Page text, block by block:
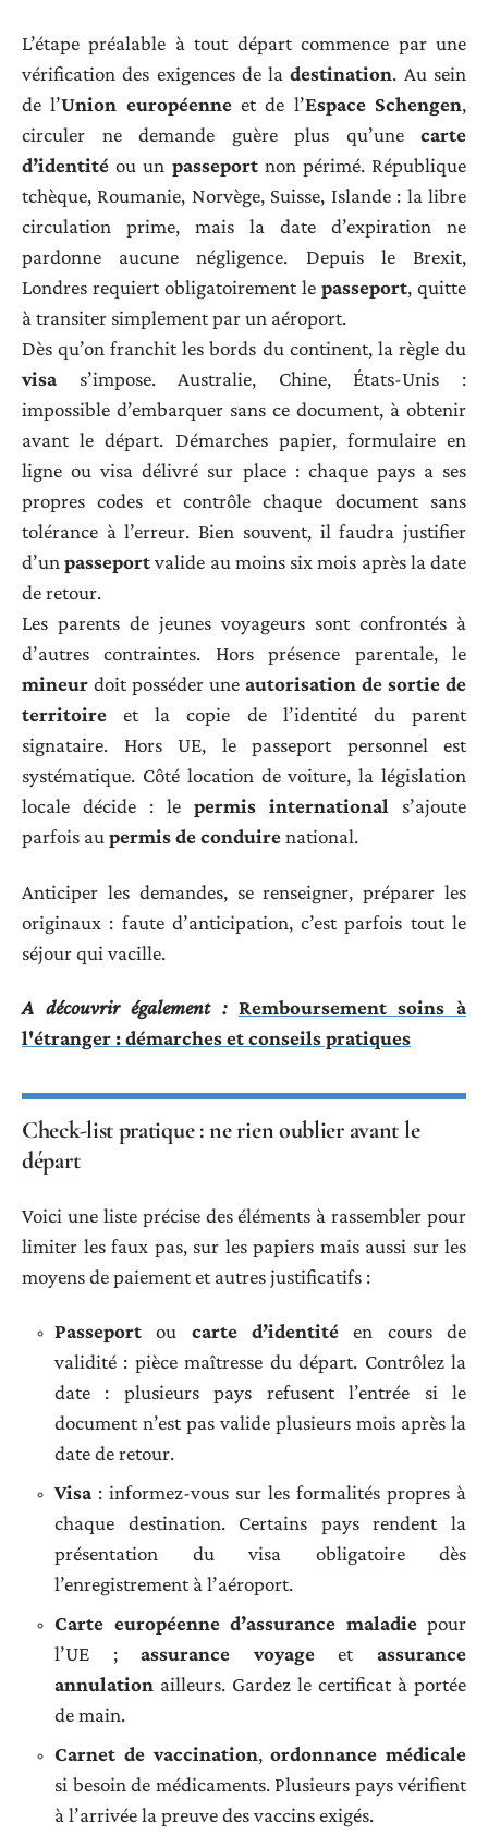
L’étape préalable à tout départ commence par une
vérification des exigences de ladestination. Au sein
de l’Union européenneet de l’Espace Schengen,
circuler ne demande guère plus qu’une carte
d’identité ou un passeportnon périmé. République
tchèque, Roumanie, Norvège, Suisse, Islande : la libre
circulation prime, mais la date d’expiration ne
pardonne aucune négligence. Depuis le Brexit,
Londres requiert obligatoirement le passeport, quitte
à transiter simplement par un aéroport.
Dès qu’on franchit les bords du continent, la règle du
visa s’impose. Australie, Chine, États-Unis :
impossible d’embarquer sans ce document, à obtenir
avant le départ. Démarches papier, formulaire en
ligne ou visa délivré sur place : chaque pays a ses
propres codes et contrôle chaque document sans
tolérance à l’erreur. Bien souvent, il faudra justifier
d’unpasseportvalide au moins six mois après la date
de retour.
Les parents de jeunes voyageurs sont confrontés à
d’autres contraintes. Hors présence parentale, le
mineur doit posséder une autorisation de sortie de
territoire et la copie de l’identité du parent
signataire. Hors UE, le passeport personnel est
systématique. Côté location de voiture, la législation
locale décide : le permis international s’ajoute
parfois aupermis de conduirenational.
Anticiper les demandes, se renseigner, préparer les
originaux : faute d’anticipation, c’est parfois tout le
séjour qui vacille.
A découvrir également : Remboursement soins à
l'étranger : démarches et conseils pratiques
Check-list pratique : ne rien oublier avant le
départ
Voici une liste précise des éléments à rassembler pour
limiter les faux pas, sur les papiers mais aussi sur les
moyens de paiement et autres justificatifs :
Passeport ou carte d’identité en cours de
validité : pièce maîtresse du départ. Contrôlez la
date : plusieurs pays refusent l’entrée si le
document n’est pas valide plusieurs mois après la
date de retour.
Visa : informez-vous sur les formalités propres à
chaque destination. Certains pays rendent la
présentation du visa obligatoire dès
l’enregistrement à l’aéroport.
Carte européenne d’assurance maladiepour
l’UE ;assurance voyageetassurance
annulation ailleurs. Gardez le certificat à portée
de main.
Carnet de vaccination,ordonnance médicale
si besoin de médicaments. Plusieurs pays vérifient
à l’arrivée la preuve des vaccins exigés.